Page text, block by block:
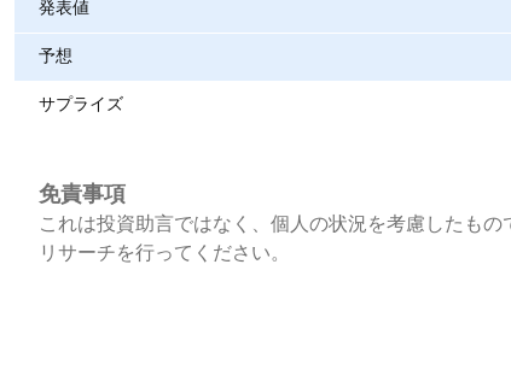
発表値
予想
サプライズ
免責事項
これは投資助言ではなく、個人の状況を考慮したも
リサーチを行ってください。